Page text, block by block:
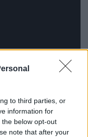
to third parties, or
information for
below opt-out
note that after your
έκτακτο